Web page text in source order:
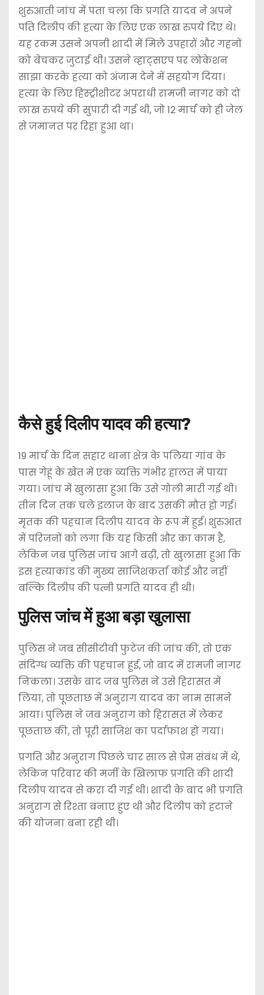
शुरुआती जांच में पता चला कि प्रगति यादव ने अपने
पति दिलीप की हत्या के लिए एक लाख रुपये दिए थे।
यह रकम उसने अपनी शादी में मिले उपहारों और गहनों
को बेचकर जुटाई थी। उसने व्हाट्सएप पर लोकेशन
साझा करके हत्या को अंजाम देने में सहयोग दिया।
हत्या के लिए हिस्ट्रीशीटर अपराधी रामजी नागर को दो
लाख रुपये की सुपारी दी गई थी, जो 12 मार्च को ही जेल
से जमानत पर रिहा हुआ था।
कैसे हुई दिलीप यादव की हत्या?
19 मार्च के दिन सहार थाना क्षेत्र के पलिया गांव के
पास गेहूं के खेत में एक व्यक्ति गंभीर हालत में पाया
गया। जांच में खुलासा हुआ कि उसे गोली मारी गई थी।
तीन दिन तक चले इलाज के बाद उसकी मौत हो गई।
मृतक की पहचान दिलीप यादव के रूप में हुई। शुरुआत
में परिजनों को लगा कि यह किसी और का काम है,
लेकिन जब पुलिस जांच आगे बढ़ी, तो खुलासा हुआ कि
इस हत्याकांड की मुख्य साजिशकर्ता कोई और नहीं
बल्कि दिलीप की पत्नी प्रगति यादव ही थी।
पुलिस जांच में हुआ बड़ा खुलासा
पुलिस ने जब सीसीटीवी फुटेज की जांच की, तो एक
संदिग्ध व्यक्ति की पहचान हुई, जो बाद में रामजी नागर
निकला। उसके बाद जब पुलिस ने उसे हिरासत में
लिया, तो पूछताछ में अनुराग यादव का नाम सामने
आया। पुलिस ने जब अनुराग को हिरासत में लेकर
पूछताछ की, तो पूरी साजिश का पर्दाफाश हो गया।
प्रगति और अनुराग पिछले चार साल से प्रेम संबंध में थे,
लेकिन परिवार की मर्जी के खिलाफ प्रगति की शादी
दिलीप यादव से करा दी गई थी। शादी के बाद भी प्रगति
अनुराग से रिश्ता बनाए हुए थी और दिलीप को हटाने
की योजना बना रही थी।